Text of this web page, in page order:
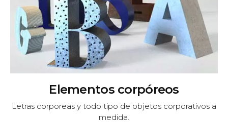
Elementos corpóreos
Letras corporeas y todo tipo de objetos corporativos a
medida.